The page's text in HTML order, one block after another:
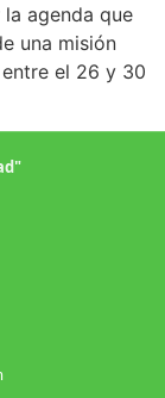
agenda que
una misión
el 26 y 30